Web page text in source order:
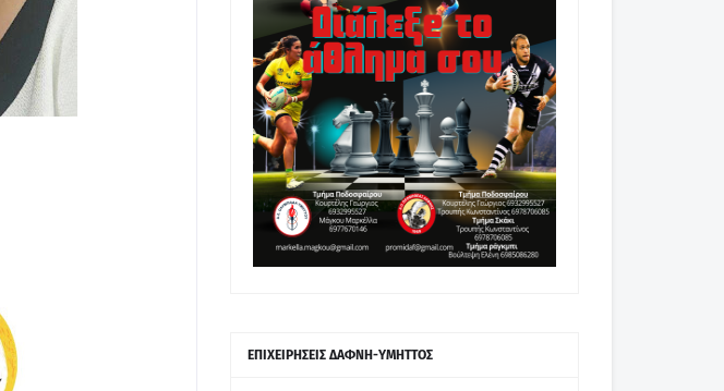
ΕΠΙΧΕΙΡΗΣΕΙΣ ΔΑΦΝΗ-ΥΜΗΤΤΟΣ